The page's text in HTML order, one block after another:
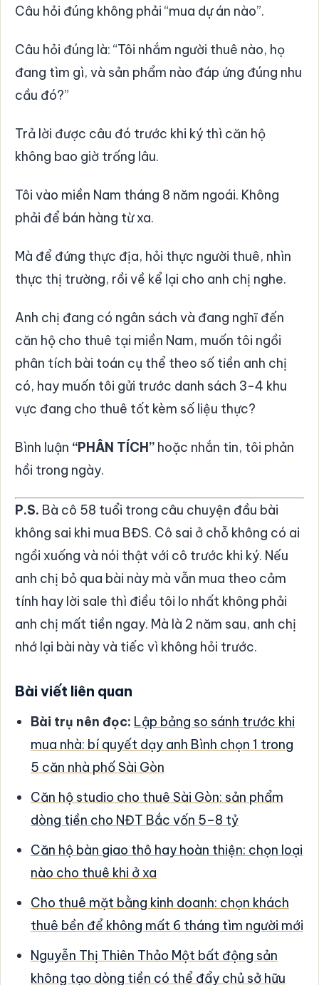
Câu hỏi đúng không phải “mua dự án nào”.
Câu hỏi đúng là: “Tôi nhắm người thuê nào, họ
đang tìm gì, và sản phẩm nào đáp ứng đúng nhu
cầu đó?”
Trả lời được câu đó trước khi ký thì căn hộ
không bao giờ trống lâu.
Tôi vào miền Nam tháng 8 năm ngoái. Không
phải để bán hàng từ xa.
Mà để đứng thực địa, hỏi thực người thuê, nhìn
thực thị trường, rồi về kể lại cho anh chị nghe.
Anh chị đang có ngân sách và đang nghĩ đến
căn hộ cho thuê tại miền Nam, muốn tôi ngồi
phân tích bài toán cụ thể theo số tiền anh chị
có, hay muốn tôi gửi trước danh sách 3-4 khu
vực đang cho thuê tốt kèm số liệu thực?
Bình luận “PHÂN TÍCH” hoặc nhắn tin, tôi phản
hồi trong ngày.
P.S. Bà cô 58 tuổi trong câu chuyện đầu bài
không sai khi mua BĐS. Cô sai ở chỗ không có ai
ngồi xuống và nói thật với cô trước khi ký. Nếu
anh chị bỏ qua bài này mà vẫn mua theo cảm
tính hay lời sale thì điều tôi lo nhất không phải
anh chị mất tiền ngay. Mà là 2 năm sau, anh chị
nhớ lại bài này và tiếc vì không hỏi trước.
Bài viết liên quan
Bài trụ nên đọc: Lập bảng so sánh trước khi
mua nhà: bí quyết dạy anh Bình chọn 1 trong
5 căn nhà phố Sài Gòn
Căn hộ studio cho thuê Sài Gòn: sản phẩm
dòng tiền cho NĐT Bắc vốn 5–8 tỷ
Căn hộ bàn giao thô hay hoàn thiện: chọn loại
nào cho thuê khi ở xa
Cho thuê mặt bằng kinh doanh: chọn khách
thuê bền để không mất 6 tháng tìm người mới
Nguyễn Thị Thiên Thảo Một bất động sản
không tạo dòng tiền có thể đẩy chủ sở hữu